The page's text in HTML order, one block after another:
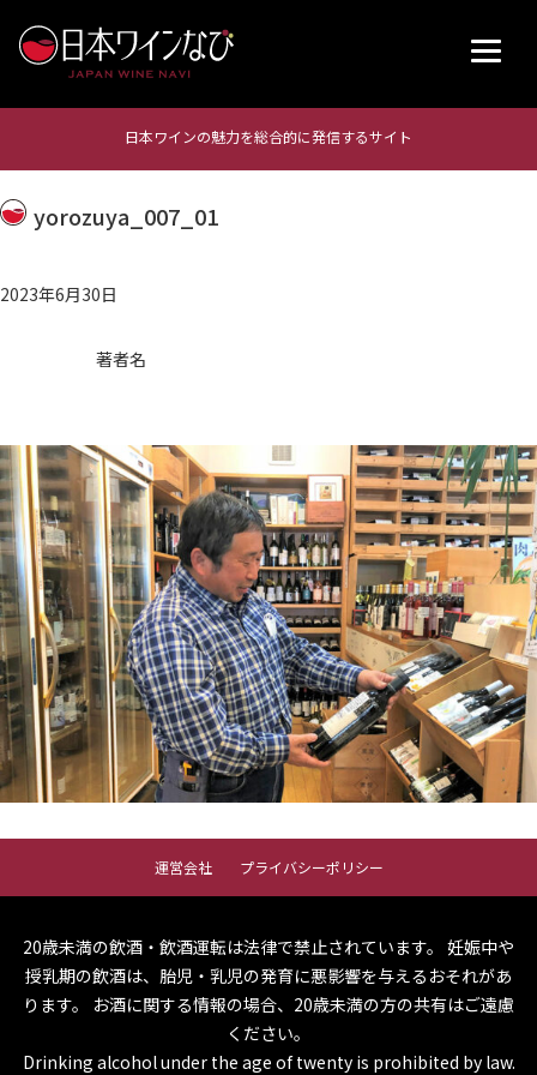
日本ワインの魅力を総合的に発信するサイト
yorozuya_007_01
2023年6月30日
著者名
運営会社 プライバシーポリシー
20歳未満の飲酒・飲酒運転は法律で禁止されています。 妊娠中や
授乳期の飲酒は、胎児・乳児の発育に悪影響を与えるおそれがあ
ります。
お酒に関する情報の場合、20歳未満の方の共有はご遠慮
ください。
Drinking alcohol under the age of twenty is prohibited by law.